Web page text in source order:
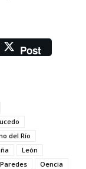
Post
del Río
León
Oencia